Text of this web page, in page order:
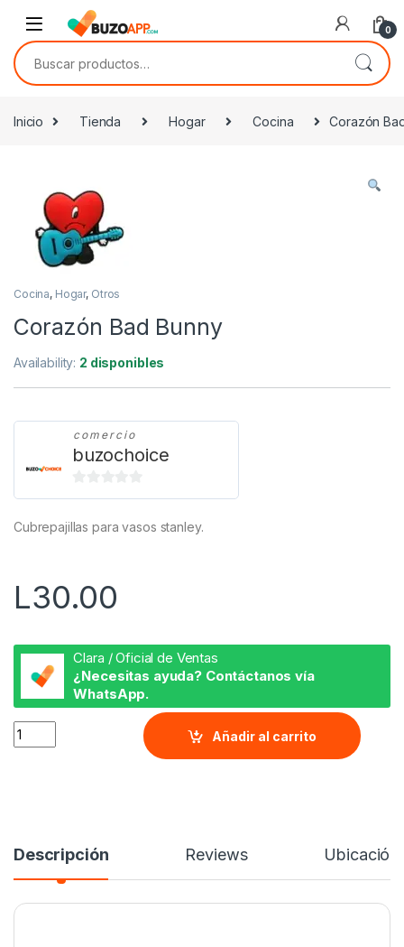
Skip to navigation
Skip to content
0
Buscar por:
Inicio Tienda Hogar Cocina Corazón
Cocina, Hogar, Otros
Corazón Bad Bunny
Availability: 2 disponibles
comercio
buzochoice
0
e
Cubrepajillas para vasos stanley.
L30.00
Clara / Oficial de Ventas
¿Necesitas ayuda? Contáctanos vía
WhatsApp.
Corazón Bad Bunny quantity
Añadir al carrito
Descripción Reviews Ubicación